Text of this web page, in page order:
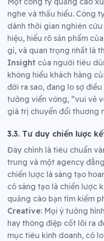
nghe và thấu hiểu. Công
dành thời gian nghiên
hiệu, hiểu rõ sản phẩm
gì, và quan trọng nhất là
Insight của người tiêu
không hiểu khách hàng
đời ra sao, đang lo sợ
tưởng viển vông, “vui vẻ
giá trị chuyển đổi thương
3.3. Tư duy chiến lược
Đây chính là tiêu chuẩn
trung và một agency
chiến lược là sáng tạo
có sáng tạo là chiến lược
quảng cáo bạn tìm kiếm
Creative: Mọi ý tưởng
hay thông điệp cốt lõi ra
mục tiêu kinh doanh, có